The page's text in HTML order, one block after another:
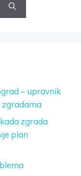
– upravnik
zgradama
zgrada
plan